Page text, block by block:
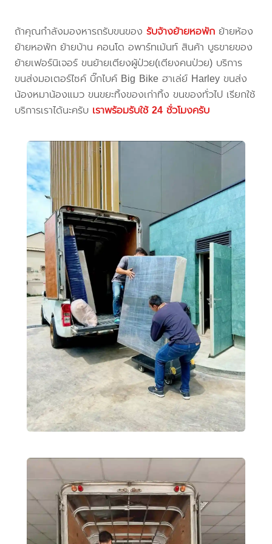
ถ้าคุณกำลังมองหารถรับขนของรับจ้างย้ายหอพัก ย้ายห้อง
ย้ายหอพัก ย้ายบ้าน คอนโด อพาร์ทเม้นท์ สินค้า บูธขายของ
ย้ายเฟอร์นิเจอร์ ขนย้ายเตียงผู้ป่วย(เตียงคนป่วย) บริการ
ขนส่งมอเตอร์ไซค์ บิ๊กไบค์ Big Bike ฮาเล่ย์ Harley ขนส่ง
น้องหมาน้องแมว ขนขยะทิ้งของเก่าทิ้ง ขนของทั่วไป เรียกใช้
บริการเราได้นะครับ เราพร้อมรับใช้ 24 ชั่วโมงครับ